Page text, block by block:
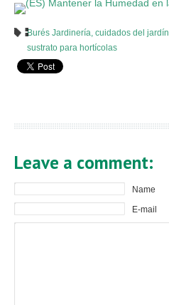
Burés Jardinería, cuidados del jardín
sustrato para hortícolas
Leave a comment:
Name
E-mail